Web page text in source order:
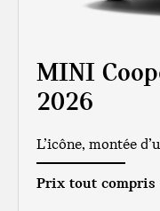
MINI
2026
L’icône, montée
Prix tout compris